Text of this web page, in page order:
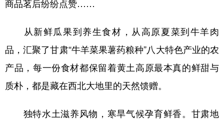
商品茗后纷纷点赞……
从新鲜瓜果到养生食材，从高原夏菜到牛羊肉
品，汇聚了甘肃“牛羊菜果薯药粮种”八大特色产业的农
产品，每一份食材都保留着黄土高原最本真的鲜甜与
质朴，都是藏在西北大地里的天然馈赠。
独特水土滋养风物，寒旱气候孕育鲜香。甘肃地